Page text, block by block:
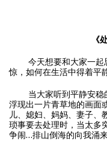
《
今天想要和大家一起
惊，如何在生活中得着平
当大家听到平静安稳
浮现出一片青草地的画面
儿、媳妇、妈妈、妻子、
琐事要去处理时，当太多
争闹…排山倒海的向我涌